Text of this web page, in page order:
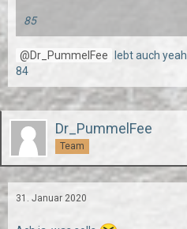
85
Dr_PummelFee
lebt auch yeah
84
Dr_PummelFee
Team
31. Januar 2020